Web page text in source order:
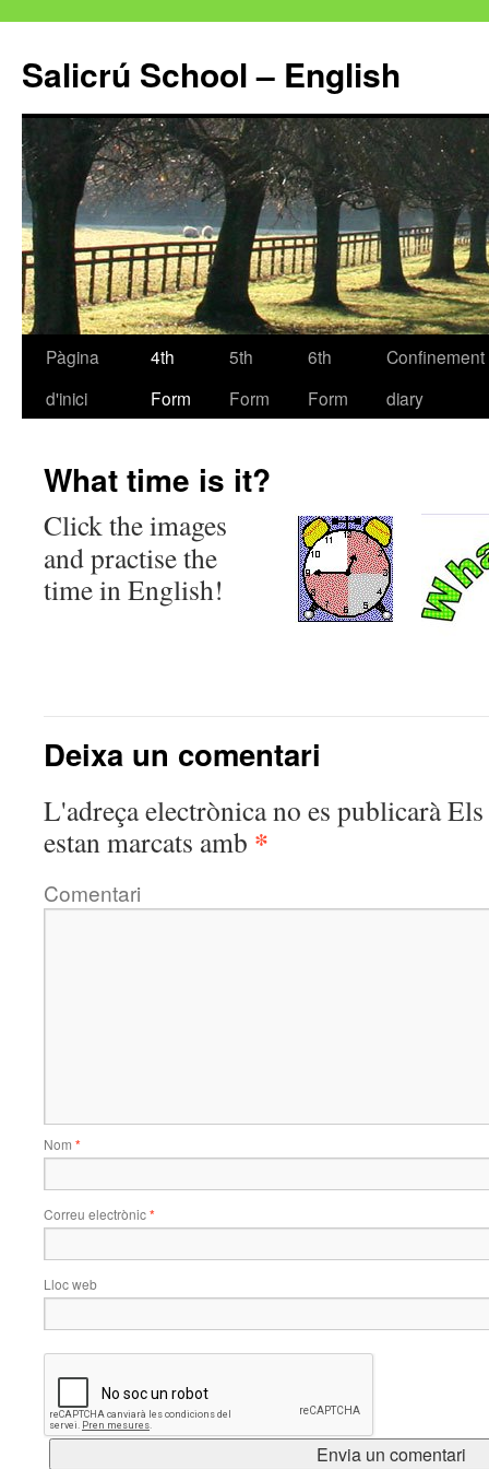
Salicrú School – English
Vés
Pàgina
d'inici
4th
Form
5th
Form
6th
Form
Confinement
diary
What time is it?
Click the images
and practise the
time in English!
Deixa un comentari
L'adreça electrònica no es publicaràEls
estan marcats amb *
Comentari
Nom *
Correu electrònic*
Lloc web